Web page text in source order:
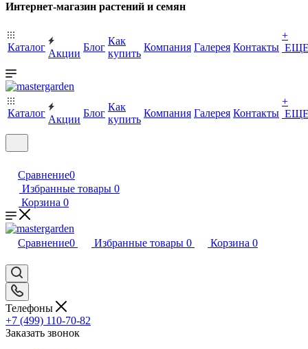
Интернет-магазин растений и семян
Каталог
Акции
Блог
Как
купить
Компания Галерея Контакты
+
Каталог
Акции
Блог
Как
купить
Компания Галерея Контакты
+
Сравнение0
Избранные товары 0
Корзина 0
Сравнение0 Избранные товары 0 Корзина 0
Телефоны
+7 (499) 110-70-82
Заказать звонок